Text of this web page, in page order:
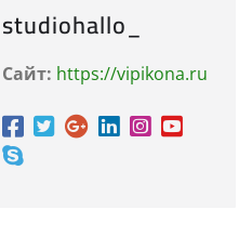
studiohallo_
Сайт: https://vipikona.ru